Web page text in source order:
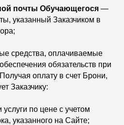
почты Обучающегося —
указанный Заказчиком в
средства, оплачиваемые
обязательств при
оплату в счет Брони,
Заказчику:
по цене с учетом
указанного на Сайте;